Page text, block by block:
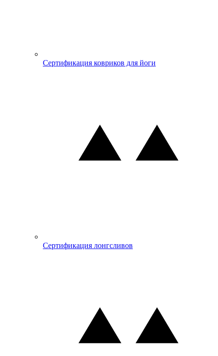
Сертификация ковриков для йоги
Сертификация лонгсливов